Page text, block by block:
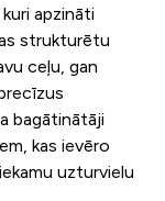
apzināti
strukturētu
ceļu, gan
bagātinātāji
kas ievēro
uzturvielu